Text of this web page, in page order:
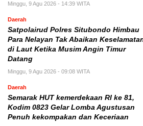
Minggu, 9 Agu 2026 - 14:39 WITA
Daerah
Satpolairud Polres Situbondo Himbau
Para Nelayan Tak Abaikan
di Laut Ketika Musim Angin Timur
Datang
Minggu, 9 Agu 2026 - 09:08 WITA
Daerah
Semarak HUT kemerdekaan RI ke 81,
Kodim 0823 Gelar Lomba Agustusan
Penuh kekompakan dan Keceriaan